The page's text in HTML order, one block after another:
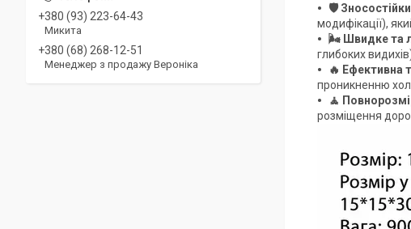
🛡️
модифікації),
🌬️ Швидке та
глибоких
🔥 Ефективна
проникненню
🧘
розміщення
+380 (93) 223-64-43
Микита
+380 (68) 268-12-51
Менеджер з продажу Вероніка